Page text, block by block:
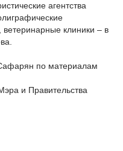
агентства
ветеринарные клиники – в
по материалам
и Правительства